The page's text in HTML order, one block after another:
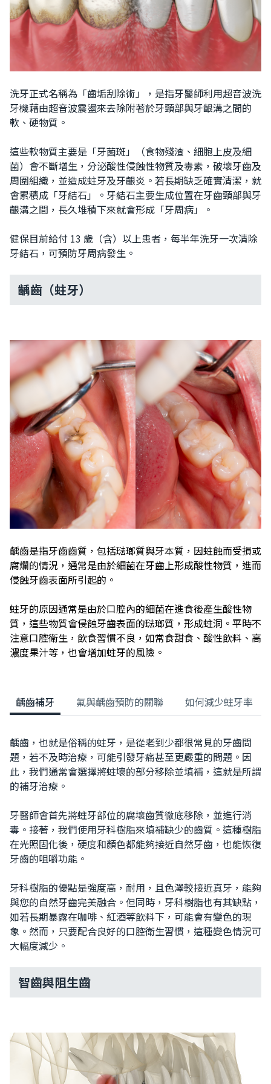
洗牙正式名稱為「齒垢刮除術」，是指牙醫師利用超音波洗
牙機藉由超音波震盪來去除附著於牙頸部與牙齦溝之間的
軟、硬物質。
這些軟物質主要是「牙菌斑」（食物殘渣、細胞上皮及細
菌）會不斷增生，分泌酸性侵蝕性物質及毒素，破壞牙齒及
周圍組織，並造成蛀牙及牙齦炎。若長期缺乏確實清潔，就
會累積成「牙結石」。 牙結石主要生成位置在牙齒頸部與牙
齦溝之間，長久堆積下來就會形成「牙周病」。
健保目前給付 13 歲（含）以上患者，每半年洗牙一次清除
牙結石，可預防牙周病發生。
齲齒（蛀牙）
齲齒是指牙齒齒質，包括琺瑯質與牙本質 ，因蛀蝕而受損或
腐爛的情況，通常是由於細菌在牙齒上形成酸性物質，進而
侵蝕牙齒表面所引起的。
蛀牙的原因通常是由於口腔內的細菌在進食後產生酸性物
質，這些物質會侵蝕牙齒表面的琺瑯質，形成蛀洞。平時不
注意口腔衛生，飲食習慣不良，如常食甜食、酸性飲料、高
濃度果汁等，也會增加蛀牙的風險。
齲齒補牙 氟與齲齒預防的關聯 如何減少蛀牙率
齲齒，也就是俗稱的蛀牙，是從老到少都很常見的牙齒問
題，若不及時治療，可能引發牙痛甚至更嚴重的問題。因
此，我們通常會選擇將蛀壞的部分移除並填補，這就是所謂
的補牙治療。
牙醫師會首先將蛀牙部位的腐壞齒質徹底移除，並進行消
毒。接著，我們使用牙科樹脂來填補缺少的齒質。這種樹脂
在光照固化後，硬度和顏色都能夠接近自然牙齒，也能恢復
牙齒的咀嚼功能。
牙科樹脂的優點是強度高，耐用，且色澤較接近真牙，能夠
與您的自然牙齒完美融合。但同時，牙科樹脂也有其缺點，
如若長期暴露在咖啡、紅酒等飲料下，可能會有變色的現
象。然而，只要配合良好的口腔衛生習慣，這種變色情況可
大幅度減少。
智齒與阻生齒